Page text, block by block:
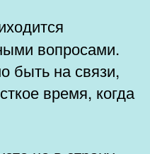
вопросами.
быть на связи,
время, когда